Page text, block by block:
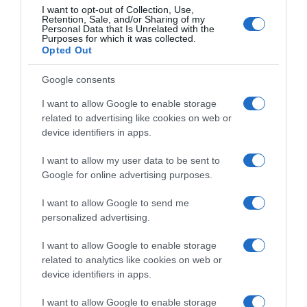
I want to opt-out of Collection, Use,
Retention, Sale, and/or Sharing of my
Personal Data that Is Unrelated with the
Purposes for which it was collected.
Opted Out
Google consents
I want to allow Google to enable storage
related to advertising like cookies on web or
device identifiers in apps.
I want to allow my user data to be sent to
Google for online advertising purposes.
I want to allow Google to send me
personalized advertising.
I want to allow Google to enable storage
related to analytics like cookies on web or
device identifiers in apps.
I want to allow Google to enable storage
Koliko traje kuhanje?Nakon ovakve pripreme vrijeme kuhanja
može biti kraće nego kod graha koji nije prethodno namočen.
Približno vrijeme je:* u običnom loncu: oko 40 do 60 minuta
(ovisno o vrsti i starosti graha), * u ekspres loncu: često između
15 i 25 minuta nakon postizanja pritiska. Vrijeme ipak može
varirati, pa je najbolje povremeno provjeriti mekoću zrna.
korisno je pridržavati se nekoliko jednostavnih pravila: * sol
dodajte tek pred kraj kuhanja, * paradajz, sirće ili druge kisele
sastojke dodajte kada je grah već gotovo mekan, * ako je voda u
vašem području veoma tvrda, koristite filtriranu ili flaširanu
Za koje vrste graha je metoda najkorisnija?Ovaj način
pripreme može se koristiti za većinu sorti, uključujući: * bijeli
grah, * crveni grah, * pinto grah, * masleni grah, * šareni grah. Kod